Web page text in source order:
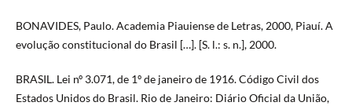
BONAVIDES, Paulo. Academia Piauiense de Letras, 2000, Piauí. A
evolução constitucional do Brasil […]. [S. l.: s. n.], 2000.
BRASIL. Lei nº 3.071, de 1º de janeiro de 1916. Código Civil dos
Estados Unidos do Brasil. Rio de Janeiro: Diário Oficial da União,